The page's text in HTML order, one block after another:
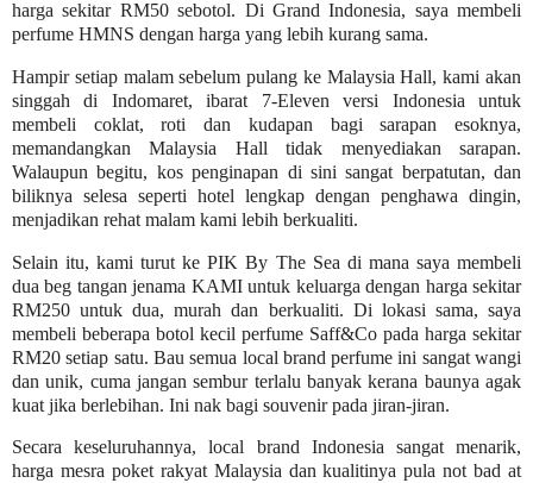
harga sekitar RM50 sebotol. Di Grand Indonesia, saya membeli
perfume HMNS dengan harga yang lebih kurang sama.
Hampir setiap malam sebelum pulang ke Malaysia Hall, kami akan
singgah di Indomaret, ibarat 7-Eleven versi Indonesia untuk
membeli coklat, roti dan kudapan bagi sarapan esoknya,
memandangkan Malaysia Hall tidak menyediakan sarapan.
Walaupun begitu, kos penginapan di sini sangat berpatutan, dan
biliknya selesa seperti hotel lengkap dengan penghawa dingin,
menjadikan rehat malam kami lebih berkualiti.
Selain itu, kami turut ke PIK By The Sea di mana saya membeli
dua beg tangan jenama KAMI untuk keluarga dengan harga sekitar
RM250 untuk dua, murah dan berkualiti. Di lokasi sama, saya
membeli beberapa botol kecil perfume Saff&Co pada harga sekitar
RM20 setiap satu. Bau semua local brand perfume ini sangat wangi
dan unik, cuma jangan sembur terlalu banyak kerana baunya agak
kuat jika berlebihan. Ini nak bagi souvenir pada jiran-jiran.
Secara keseluruhannya, local brand Indonesia sangat menarik,
harga mesra poket rakyat Malaysia dan kualitinya pula not bad at